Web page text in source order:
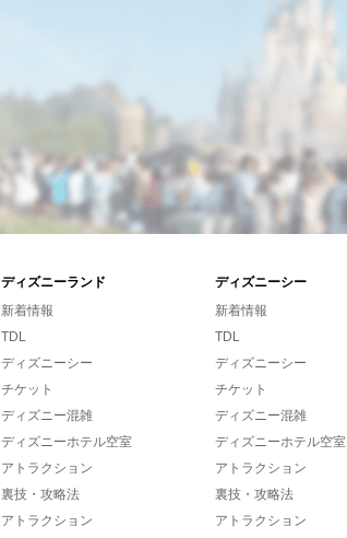
ディズニーランド ディズニーシー
新着情報
TDL
ディズニーシー
チケット
ディズニー混雑
ディズニーホテル空室
アトラクション
裏技・攻略法
アトラクション
新着情報
TDL
ディズニーシー
チケット
ディズニー混雑
ディズニーホテル空室
アトラクション
裏技・攻略法
アトラクション